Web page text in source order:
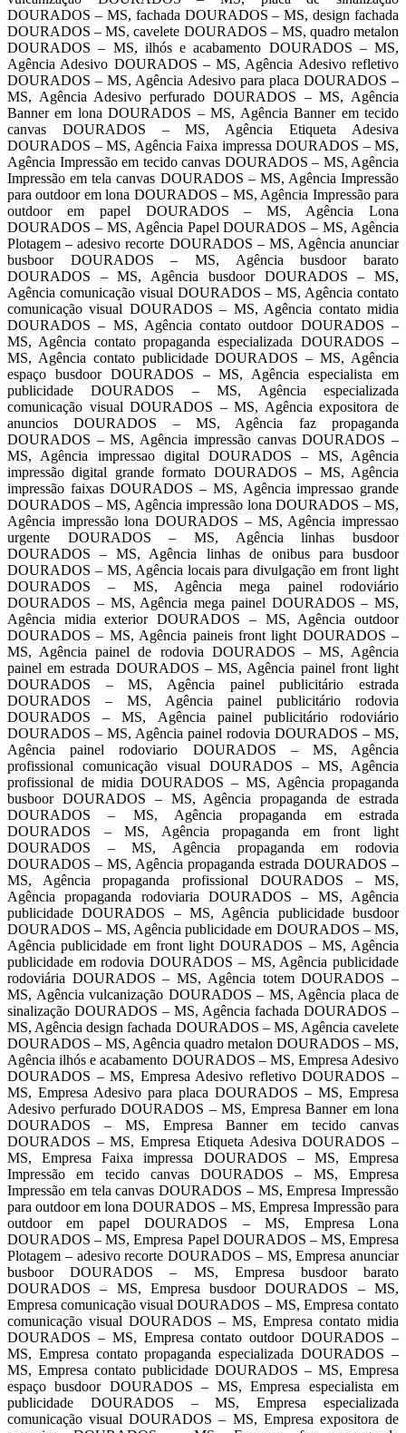
DOURADOS – MS, fachada DOURADOS – MS, design fachada
DOURADOS – MS, cavelete DOURADOS – MS, quadro metalon
DOURADOS – MS, ilhós e acabamento DOURADOS – MS,
Agência Adesivo DOURADOS – MS, Agência Adesivo refletivo
DOURADOS – MS, Agência Adesivo para placa DOURADOS –
MS, Agência Adesivo perfurado DOURADOS – MS, Agência
Banner em lona DOURADOS – MS, Agência Banner em tecido
canvas DOURADOS – MS, Agência Etiqueta Adesiva
DOURADOS – MS, Agência Faixa impressa DOURADOS – MS,
Agência Impressão em tecido canvas DOURADOS – MS, Agência
Impressão em tela canvas DOURADOS – MS, Agência Impressão
para outdoor em lona DOURADOS – MS, Agência Impressão para
outdoor em papel DOURADOS – MS, Agência Lona
DOURADOS – MS, Agência Papel DOURADOS – MS, Agência
Plotagem – adesivo recorte DOURADOS – MS, Agência anunciar
busboor DOURADOS – MS, Agência busdoor barato
DOURADOS – MS, Agência busdoor DOURADOS – MS,
Agência comunicação visual DOURADOS – MS, Agência contato
comunicação visual DOURADOS – MS, Agência contato midia
DOURADOS – MS, Agência contato outdoor DOURADOS –
MS, Agência contato propaganda especializada DOURADOS –
MS, Agência contato publicidade DOURADOS – MS, Agência
espaço busdoor DOURADOS – MS, Agência especialista em
publicidade DOURADOS – MS, Agência especializada
comunicação visual DOURADOS – MS, Agência expositora de
anuncios DOURADOS – MS, Agência faz propaganda
DOURADOS – MS, Agência impressão canvas DOURADOS –
MS, Agência impressao digital DOURADOS – MS, Agência
impressão digital grande formato DOURADOS – MS, Agência
impressão faixas DOURADOS – MS, Agência impressao grande
DOURADOS – MS, Agência impressão lona DOURADOS – MS,
Agência impressão lona DOURADOS – MS, Agência impressao
urgente DOURADOS – MS, Agência linhas busdoor
DOURADOS – MS, Agência linhas de onibus para busdoor
DOURADOS – MS, Agência locais para divulgação em front light
DOURADOS – MS, Agência mega painel rodoviário
DOURADOS – MS, Agência mega painel DOURADOS – MS,
Agência midia exterior DOURADOS – MS, Agência outdoor
DOURADOS – MS, Agência paineis front light DOURADOS –
MS, Agência painel de rodovia DOURADOS – MS, Agência
painel em estrada DOURADOS – MS, Agência painel front light
DOURADOS – MS, Agência painel publicitário estrada
DOURADOS – MS, Agência painel publicitário rodovia
DOURADOS – MS, Agência painel publicitário rodoviário
DOURADOS – MS, Agência painel rodovia DOURADOS – MS,
Agência painel rodoviario DOURADOS – MS, Agência
profissional comunicação visual DOURADOS – MS, Agência
profissional de midia DOURADOS – MS, Agência propaganda
busboor DOURADOS – MS, Agência propaganda de estrada
DOURADOS – MS, Agência propaganda em estrada
DOURADOS – MS, Agência propaganda em front light
DOURADOS – MS, Agência propaganda em rodovia
DOURADOS – MS, Agência propaganda estrada DOURADOS –
MS, Agência propaganda profissional DOURADOS – MS,
Agência propaganda rodoviaria DOURADOS – MS, Agência
publicidade DOURADOS – MS, Agência publicidade busdoor
DOURADOS – MS, Agência publicidade em DOURADOS – MS,
Agência publicidade em front light DOURADOS – MS, Agência
publicidade em rodovia DOURADOS – MS, Agência publicidade
rodoviária DOURADOS – MS, Agência totem DOURADOS –
MS, Agência vulcanização DOURADOS – MS, Agência placa de
sinalização DOURADOS – MS, Agência fachada DOURADOS –
MS, Agência design fachada DOURADOS – MS, Agência cavelete
DOURADOS – MS, Agência quadro metalon DOURADOS – MS,
Agência ilhós e acabamento DOURADOS – MS, Empresa Adesivo
DOURADOS – MS, Empresa Adesivo refletivo DOURADOS –
MS, Empresa Adesivo para placa DOURADOS – MS, Empresa
Adesivo perfurado DOURADOS – MS, Empresa Banner em lona
DOURADOS – MS, Empresa Banner em tecido canvas
DOURADOS – MS, Empresa Etiqueta Adesiva DOURADOS –
MS, Empresa Faixa impressa DOURADOS – MS, Empresa
Impressão em tecido canvas DOURADOS – MS, Empresa
Impressão em tela canvas DOURADOS – MS, Empresa Impressão
para outdoor em lona DOURADOS – MS, Empresa Impressão para
outdoor em papel DOURADOS – MS, Empresa Lona
DOURADOS – MS, Empresa Papel DOURADOS – MS, Empresa
Plotagem – adesivo recorte DOURADOS – MS, Empresa anunciar
busboor DOURADOS – MS, Empresa busdoor barato
DOURADOS – MS, Empresa busdoor DOURADOS – MS,
Empresa comunicação visual DOURADOS – MS, Empresa contato
comunicação visual DOURADOS – MS, Empresa contato midia
DOURADOS – MS, Empresa contato outdoor DOURADOS –
MS, Empresa contato propaganda especializada DOURADOS –
MS, Empresa contato publicidade DOURADOS – MS, Empresa
espaço busdoor DOURADOS – MS, Empresa especialista em
publicidade DOURADOS – MS, Empresa especializada
comunicação visual DOURADOS – MS, Empresa expositora de